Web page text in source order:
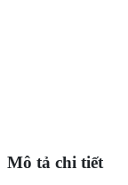
Mô tả chi tiết